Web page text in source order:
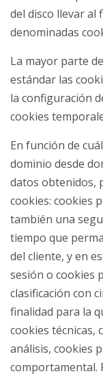
del disco llevar al
denominadas
La mayor parte
estándar las
la configuración
cookies
En función de
dominio desde
datos obtenidos,
cookies: cookies
también una
tiempo que
del cliente, y en
sesión o cookies
clasificación con
finalidad para la
cookies técnicas,
análisis, cookies
comportamental.